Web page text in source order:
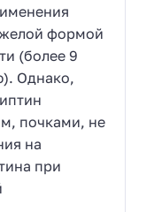
формой
(более 9
Однако,
почками, не
на
при